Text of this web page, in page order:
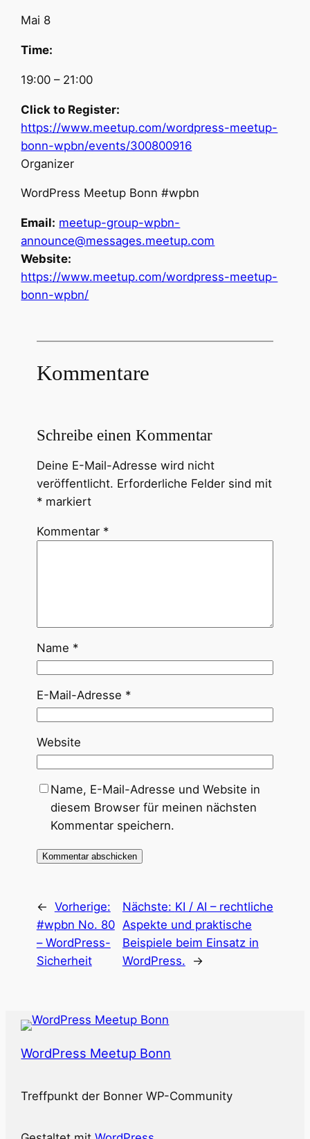
Mai 8
Time:
19:00 – 21:00
Click to Register:
https://www.meetup.com/wordpress-meetup-
bonn-wpbn/events/300800916
Organizer
WordPress Meetup Bonn #wpbn
Email: meetup-group-wpbn-
announce@messages.meetup.com
Website:
https://www.meetup.com/wordpress-meetup-
bonn-wpbn/
Kommentare
Schreibe einen Kommentar
Deine E-Mail-Adresse wird nicht
veröffentlicht. Erforderliche Felder sind mit
*markiert
Kommentar *
Name *
E-Mail-Adresse *
Website
Name, E-Mail-Adresse und Website in
diesem Browser für meinen nächsten
Kommentar speichern.
← Vorherige:
#wpbn No. 80
– WordPress-
Sicherheit
Nächste: KI / AI – rechtliche
Aspekte und praktische
Beispiele beim Einsatz in
WordPress.
→
WordPress Meetup Bonn
Treffpunkt der Bonner WP-Community